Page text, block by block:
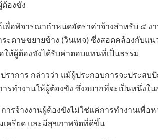
ต้องขัง
พื่อพิจารณากำหนดอัตราค่าจ้างสำหรับ ๕ ง
ะดาษขยายข้าง (วินเทจ) ซึ่งสอดคล้องกับแ
ห้ผู้ต้องขังได้รับค่าตอบแทนที่เป็นธรรม
าการ กล่าวว่า แม้ผู้ประกอบการจะประสบ
รทำงานให้ผู้ต้องขัง ซึ่งอยากที่จะเป็นหนึ่ง
รจ้างงานผู้ต้องขังไม่ใช่แค่การทำงานเพื่อ
เครียด และมีสุขภาพจิตที่ดีขึ้น